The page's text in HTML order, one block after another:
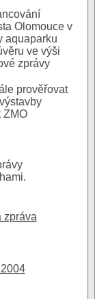
Olomouce v
aquaparku
ve výši
zprávy
prověřovat
ZMO
zpráva